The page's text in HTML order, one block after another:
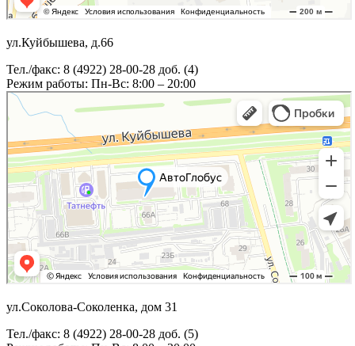
ул.Куйбышева, д.66
Тел./факс: 8 (4922) 28-00-28 доб. (4)
Режим работы: Пн-Вс: 8:00 – 20:00
ул.Соколова-Соколенка, дом 31
Тел./факс: 8 (4922) 28-00-28 доб. (5)